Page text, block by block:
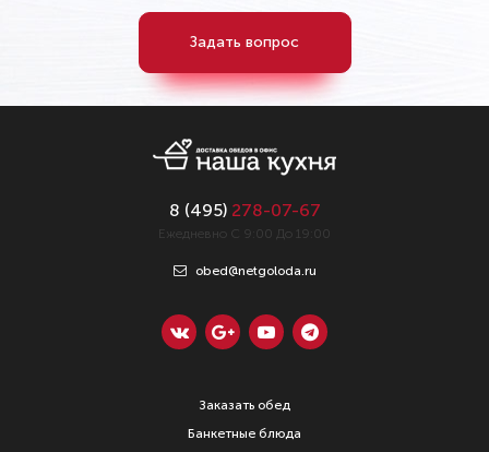
Задать вопрос
8 (495) 278-07-67
Ежедневно С 9:00 До 19:00
obed@netgoloda.ru
Заказать обед
Банкетные блюда